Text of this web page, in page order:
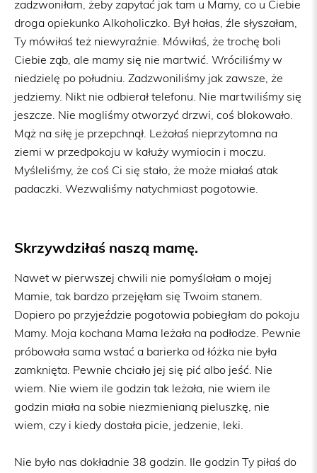
zadzwoniłam, żeby zapytać jak tam u Mamy, co u Ciebie
droga opiekunko Alkoholiczko. Był hałas, źle słyszałam,
Ty mówiłaś też niewyraźnie. Mówiłaś, że trochę boli
Ciebie ząb, ale mamy się nie martwić. Wróciliśmy w
niedzielę po południu. Zadzwoniliśmy jak zawsze, że
jedziemy. Nikt nie odbierał telefonu. Nie martwiliśmy się
jeszcze. Nie mogliśmy otworzyć drzwi, coś blokowało.
Mąż na siłę je przepchnął. Leżałaś nieprzytomna na
ziemi w przedpokoju w kałuży wymiocin i moczu.
Myśleliśmy, że coś Ci się stało, że może miałaś atak
padaczki. Wezwaliśmy natychmiast pogotowie.
Skrzywdziłaś naszą mamę.
Nawet w pierwszej chwili nie pomyślałam o mojej
Mamie, tak bardzo przejęłam się Twoim stanem.
Dopiero po przyjeździe pogotowia pobiegłam do pokoju
Mamy. Moja kochana Mama leżała na podłodze. Pewnie
próbowała sama wstać a barierka od łóżka nie była
zamknięta. Pewnie chciało jej się pić albo jeść. Nie
wiem. Nie wiem ile godzin tak leżała, nie wiem ile
godzin miała na sobie niezmienianą pieluszkę, nie
wiem, czy i kiedy dostała picie, jedzenie, leki.
Nie było nas dokładnie 38 godzin. Ile godzin Ty piłaś do